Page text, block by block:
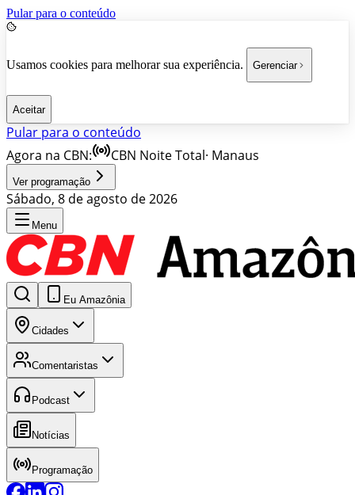
Pular para o conteúdo
Usamos cookies para melhorar sua experiência. Gerenciar
Aceitar
Pular para o conteúdo
Agora na CBN:
CBN Noite Total· Manaus
Ver programação
Sábado, 8 de agosto de 2026
Menu
Eu Amazônia
Cidades
Comentaristas
Podcast
Notícias
Programação